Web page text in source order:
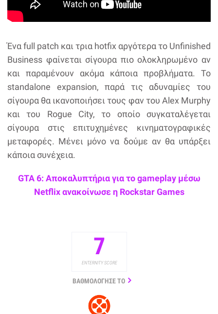
Ένα full patch και τρια hotfix αργότερα το Unfinished
Business φαίνεται σίγουρα πιο ολοκληρωμένο αν
και παραμένουν ακόμα κάποια προβλήματα. Το
standalone expansion, παρά τις αδυναμίες του
σίγουρα θα ικανοποιήσει τους φαν του Alex Murphy
και του Rogue City, το οποίο συγκαταλέγεται
σίγουρα στις επιτυχημένες κινηματογραφικές
μεταφορές. Μένει μόνο να δούμε αν θα υπάρξει
κάποια συνέχεια.
GTA 6: Αποκαλυπτήρια για το gameplay μέσω
Netflix ανακοίνωσε η Rockstar Games
7
ENTERNITY SCORE
ΒΑΘΜΟΛΟΓΗΣΕ ΤΟ